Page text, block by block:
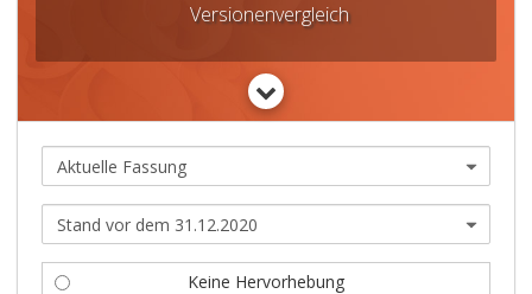
Versionenvergleich
Keine Hervorhebung